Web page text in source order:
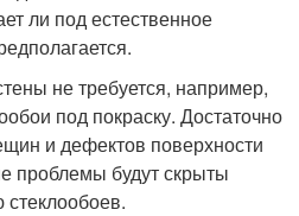
ли под естественное
не требуется, например,
под покраску. Достаточно
и дефектов поверхности
проблемы будут скрыты